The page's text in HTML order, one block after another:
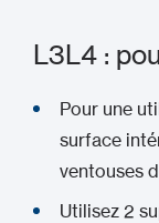
L3L4 :
Pour une
surface
ventouses
Utilisez 2